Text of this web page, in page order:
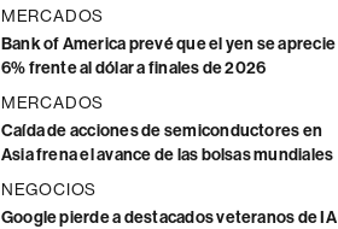
MERCADOS
Bank of America prevé que el yen se aprecie
6% frente al dólar a finales de 2026
MERCADOS
Caída de acciones de semiconductores en
Asia frena el avance de las bolsas mundiales
NEGOCIOS
Google pierde a destacados veteranos de IA